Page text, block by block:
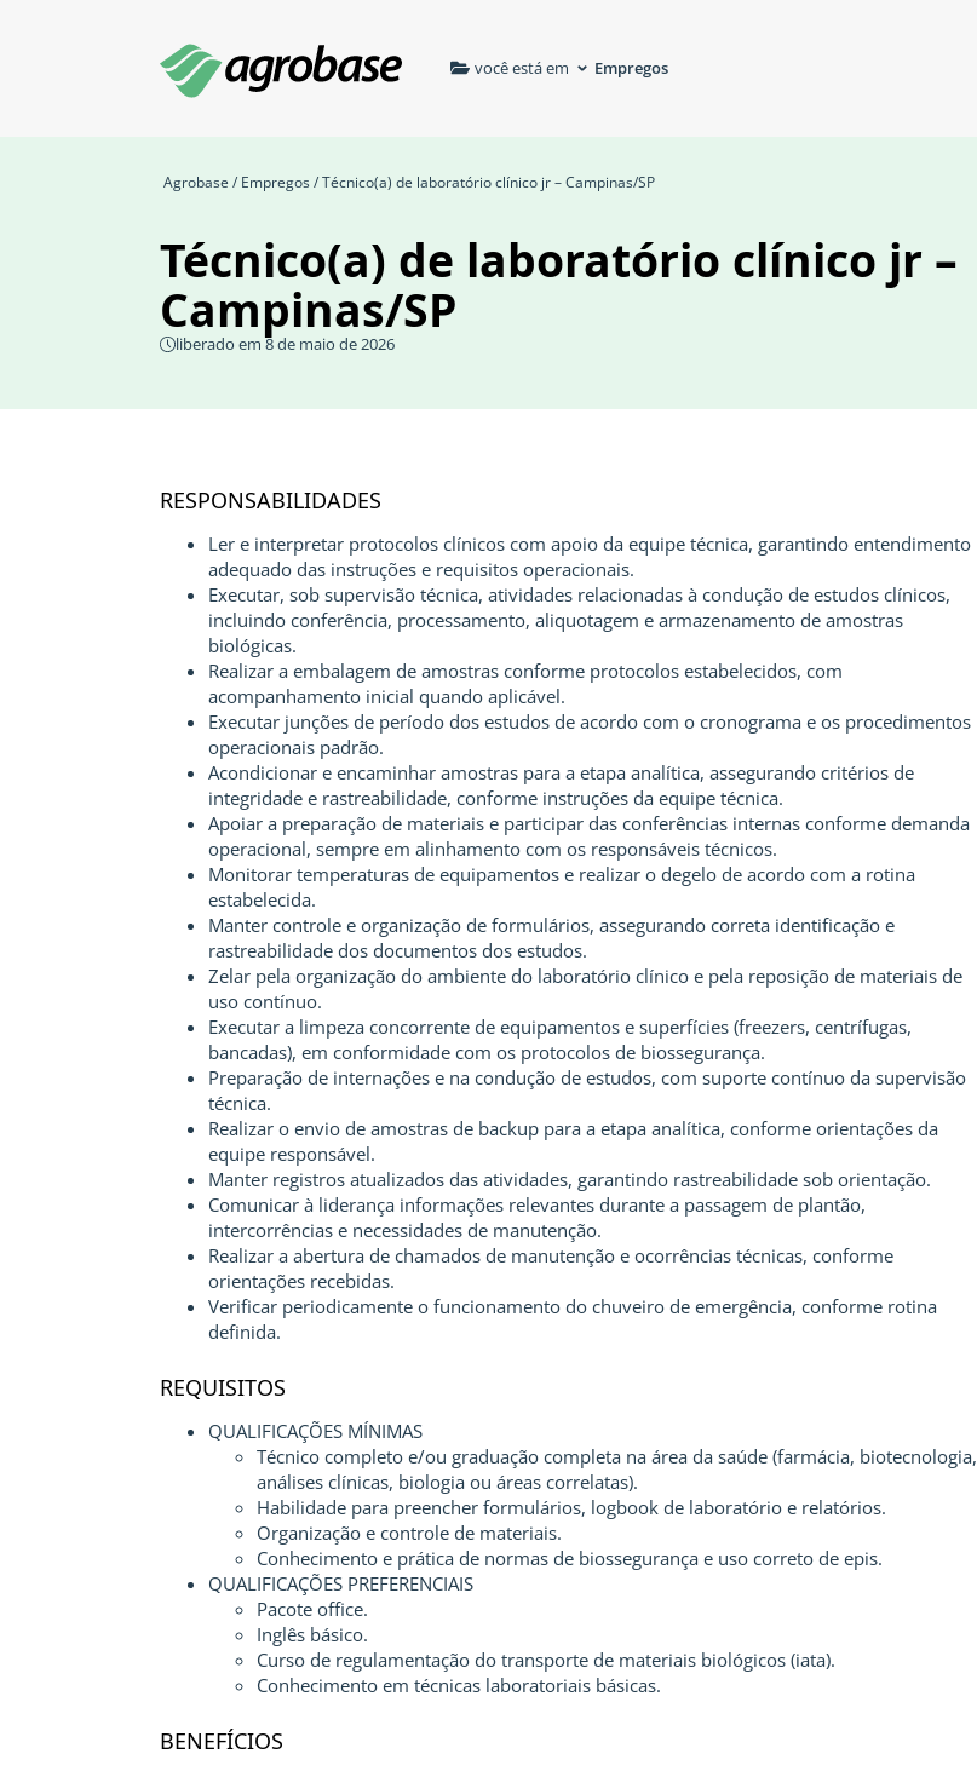
você está em Empregos
Agrobase / Empregos/ Técnico(a) de laboratório clínico jr – Campinas/SP
Técnico(a) de laboratório clínico jr –
Campinas/SP
liberado em 8 de maio de 2026
RESPONSABILIDADES
Ler e interpretar protocolos clínicos com apoio da equipe técnica, garantindo entendimento
adequado das instruções e requisitos operacionais.
Executar, sob supervisão técnica, atividades relacionadas à condução de estudos clínicos,
incluindo conferência, processamento, aliquotagem e armazenamento de amostras
biológicas.
Realizar a embalagem de amostras conforme protocolos estabelecidos, com
acompanhamento inicial quando aplicável.
Executar junções de período dos estudos de acordo com o cronograma e os procedimentos
operacionais padrão.
Acondicionar e encaminhar amostras para a etapa analítica, assegurando critérios de
integridade e rastreabilidade, conforme instruções da equipe técnica.
Apoiar a preparação de materiais e participar das conferências internas conforme demanda
operacional, sempre em alinhamento com os responsáveis técnicos.
Monitorar temperaturas de equipamentos e realizar o degelo de acordo com a rotina
estabelecida.
Manter controle e organização de formulários, assegurando correta identificação e
rastreabilidade dos documentos dos estudos.
Zelar pela organização do ambiente do laboratório clínico e pela reposição de materiais de
uso contínuo.
Executar a limpeza concorrente de equipamentos e superfícies (freezers, centrífugas,
bancadas), em conformidade com os protocolos de biossegurança.
Preparação de internações e na condução de estudos, com suporte contínuo da supervisão
técnica.
Realizar o envio de amostras de backup para a etapa analítica, conforme orientações da
equipe responsável.
Manter registros atualizados das atividades, garantindo rastreabilidade sob orientação.
Comunicar à liderança informações relevantes durante a passagem de plantão,
intercorrências e necessidades de manutenção.
Realizar a abertura de chamados de manutenção e ocorrências técnicas, conforme
orientações recebidas.
Verificar periodicamente o funcionamento do chuveiro de emergência, conforme rotina
definida.
REQUISITOS
QUALIFICAÇÕES MÍNIMAS
Técnico completo e/ou graduação completa na área da saúde (farmácia, biotecnologia,
análises clínicas, biologia ou áreas correlatas).
Habilidade para preencher formulários, logbook de laboratório e relatórios.
Organização e controle de materiais.
Conhecimento e prática de normas de biossegurança e uso correto de epis.
QUALIFICAÇÕES PREFERENCIAIS
Pacote office.
Inglês básico.
Curso de regulamentação do transporte de materiais biológicos (iata).
Conhecimento em técnicas laboratoriais básicas.
BENEFÍCIOS